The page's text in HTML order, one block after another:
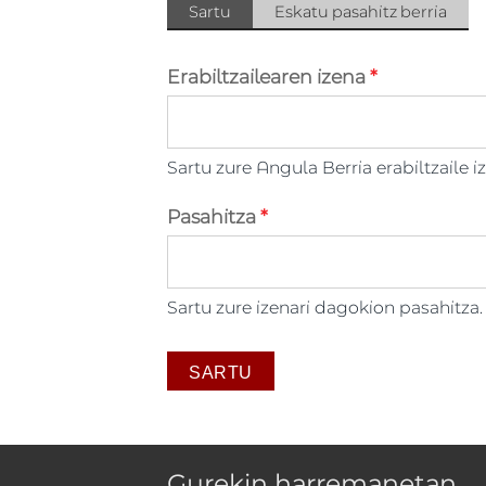
Atal primarioak
Sartu Eskatu pasahitz berria
Erabiltzailearen izena*
Sartu zure Angula Berria erabiltzaile
Pasahitza*
Sartu zure izenari dagokion pasahitza.